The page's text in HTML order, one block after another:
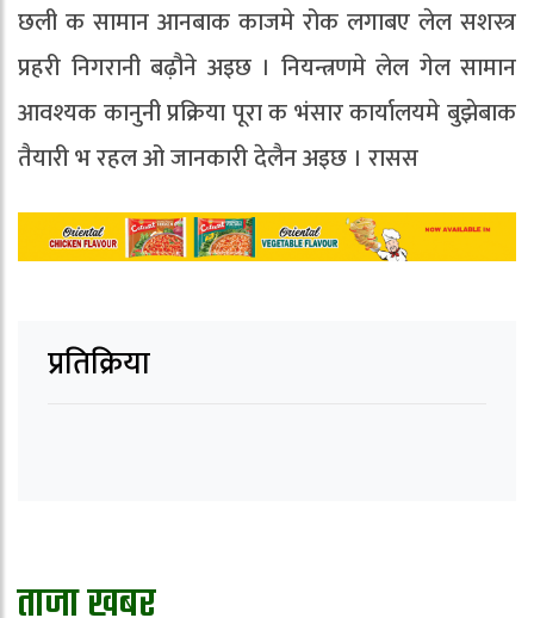
छली क सामान आनबाक काजमे रोक लगाबए लेल सशस्त्र
प्रहरी निगरानी बढ़ौने अइछ । नियन्त्रणमे लेल गेल सामान
आवश्यक कानुनी प्रक्रिया पूरा क भंसार कार्यालयमे बुझेबाक
तैयारी भ रहल ओ जानकारी देलैन अइछ । रासस
प्रतिक्रिया
ताजा खबर